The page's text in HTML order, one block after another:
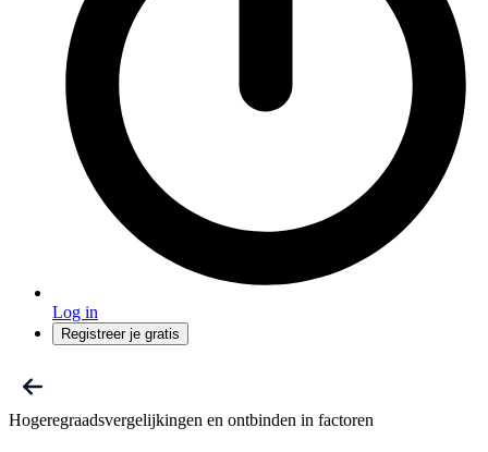
Log in
Registreer je gratis
Hogeregraadsvergelijkingen en ontbinden in factoren